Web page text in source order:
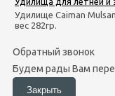
Удилище Caiman
вес 282гр.
Обратный звонок
Будем рады Вам